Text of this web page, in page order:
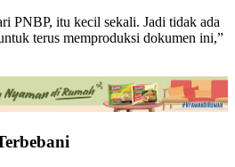
PNBP, itu kecil sekali. Jadi tidak ada
terus memproduksi dokumen ini,”